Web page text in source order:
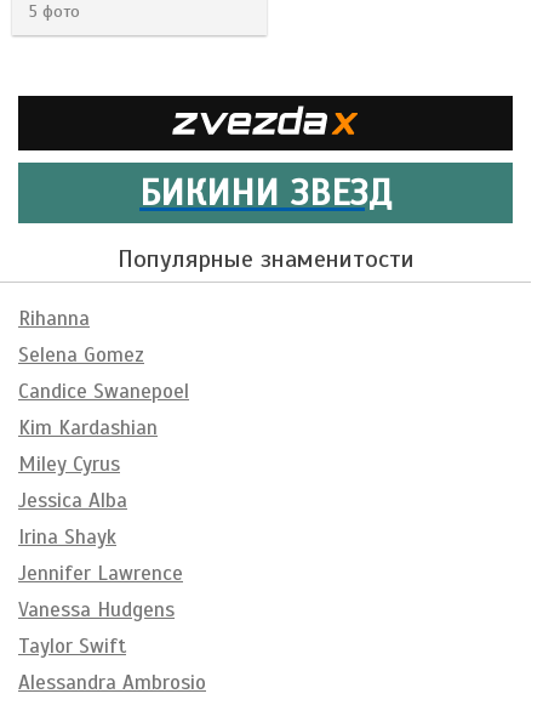
5 фото
БИКИНИ ЗВЕЗД
Популярные знаменитости
Rihanna
Selena Gomez
Candice Swanepoel
Kim Kardashian
Miley Cyrus
Jessica Alba
Irina Shayk
Jennifer Lawrence
Vanessa Hudgens
Taylor Swift
Alessandra Ambrosio